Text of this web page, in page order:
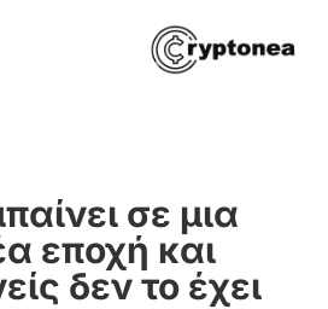
σε μια
εποχή και
δεν το έχει